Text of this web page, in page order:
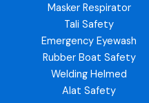
Masker Respirator
Tali Safety
Emergency Eyewash
Rubber Boat Safety
Welding Helmed
Alat Safety